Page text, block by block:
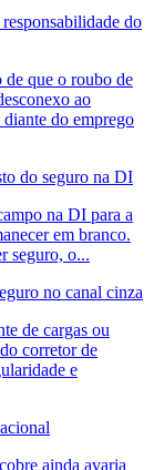
do
que o roubo de
ao
do emprego
do seguro na DI
na DI para a
em branco.
seguro, o...
no canal cinza
de cargas ou
corretor de
e
ainda avaria